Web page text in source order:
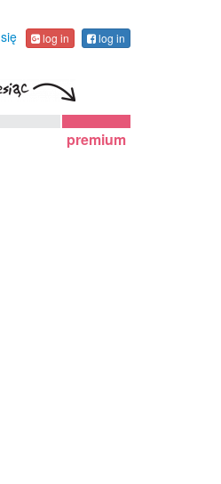
log in log in
premium